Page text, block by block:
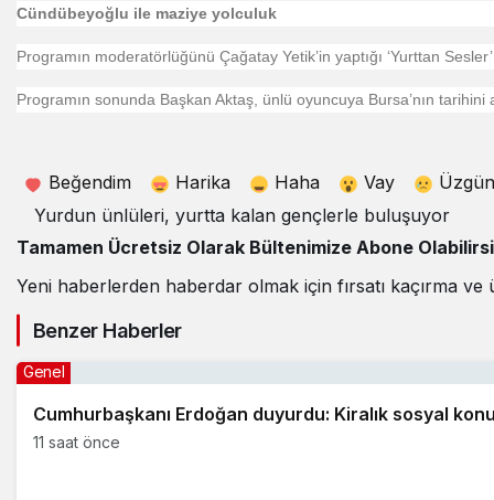
Cündübeyoğlu ile maziye yolculuk
Programın moderatörlüğünü Çağatay Yetik’in yaptığı ‘Yurttan
Programın sonunda Başkan Aktaş, ünlü oyuncuya Bursa’nın
Beğendim Harika Haha Vay
Üzgün
Yurdun ünlüleri, yurtta kalan gençlerle buluşuyor
Tamamen Ücretsiz Olarak Bültenimize Abone
Yeni haberlerden haberdar olmak için fırsatı kaçırma
Benzer Haberler
Cumhurbaşkanı Erdoğan duyurdu: Kiralık sosyal
Genel
11 saat önce